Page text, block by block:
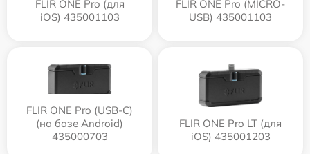
FLIR ONE Pro (для
iOS) 435001103
FLIR ONE Pro (MICRO-
USB) 435001103
FLIR ONE Pro (USB-C)
(на базе Android)
435000703
FLIR ONE Pro LT (для
iOS) 435001203